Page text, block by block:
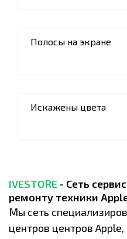
Полосы на экране
Искажены цвета
IVESTORE - Сеть
ремонту техники
Мы сеть
центров центров